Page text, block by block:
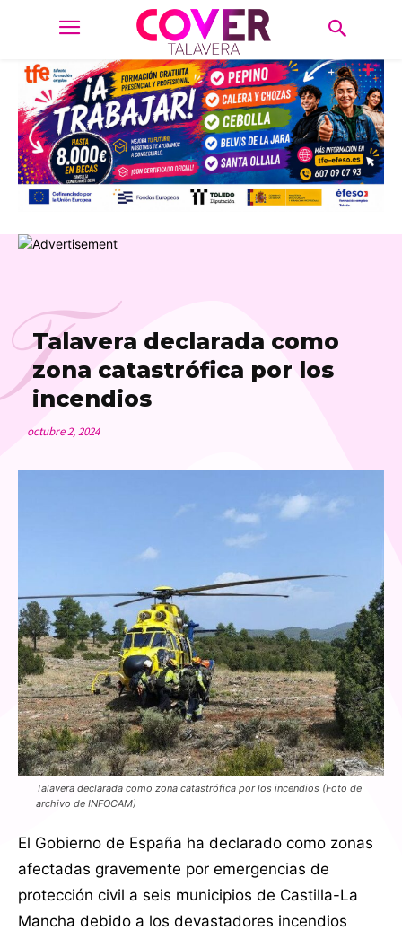
Talavera declarada como
zona catastrófica por los
incendios
octubre 2, 2024
Talavera declarada como zona catastrófica por los incendios (Foto de
archivo de INFOCAM)
El Gobierno de España ha declarado como zonas
afectadas gravemente por emergencias de
protección civil a seis municipios de Castilla-La
Mancha debido a los devastadores incendios